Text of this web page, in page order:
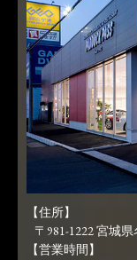
【住所】
〒981-1222 宮城
【営業時間】